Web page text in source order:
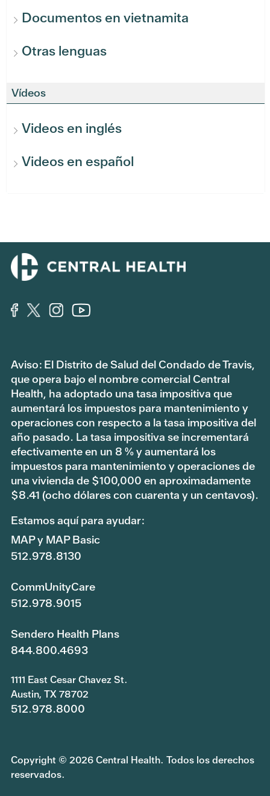
Documentos en vietnamita
Otras lenguas
Vídeos
Videos en inglés
Videos en español
Aviso: El Distrito de Salud del Condado de Travis,
que opera bajo el nombre comercial Central
Health, ha adoptado una tasa impositiva que
aumentará los impuestos para mantenimiento y
operaciones con respecto a la tasa impositiva del
año pasado. La tasa impositiva se incrementará
efectivamente en un 8 % y aumentará los
impuestos para mantenimiento y operaciones de
una vivienda de $100,000 en aproximadamente
$8.41 (ocho dólares con cuarenta y un centavos).
Estamos aquí para ayudar:
MAP y MAP Basic
512.978.8130
CommUnityCare
512.978.9015
Sendero Health Plans
844.800.4693
1111 East Cesar Chavez St.
Austin, TX 78702
512.978.8000
Copyright © 2026 Central Health. Todos los derechos
reservados.